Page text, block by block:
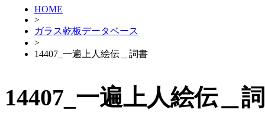
HOME
>
ガラス乾板データベース
>
14407_一遍上人絵伝＿詞書
14407_一遍上人絵伝＿